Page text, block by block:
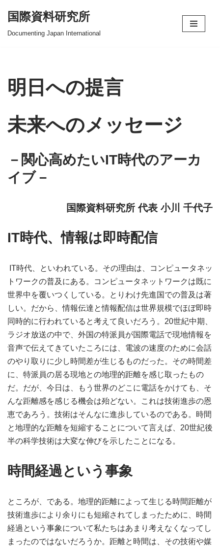
ツ
へ
キ
ッ
国際資料研究所
Documenting Japan International
明日への提言
未来へのメッセージ
－関心高めたいIT時代のアーカ
イブ－
国際資料研究所 代表 小川 千代子
IT時代、情報は即時配信
IT時代、といわれている。その理由は、コンピュータネッ
トワークの普及にある。コンピュータネットワークは既に
世界中を覆いつくしている。とりわけ先進国での普及は著
しい。だから、情報伝達と情報配信は世界規模でほぼ即時
同時的に行われていると考えて良いだろう。20世紀中期、
ラジオ放送の中で、外国の特派員が国際電話で現地情報を
音声で伝えてきていたころには、電波の速度のために会話
のやり取りに少し時間差が生じるものだった。その時間差
に、特派員の居る現地との地理的距離を感じ取ったもの
だ。だが、今日は、もう世界のどこに電話をかけても、そ
んな距離感を感じる機会は殆どない。これは技術進歩の恩
恵であろう。技術はそんなに進歩しているのである。時間
と地理的な距離を短縮することについて言えば、20世紀後
半の科学技術は大変な伸びを示したことになる。
時間経過という事象
ところが、である。地理的距離によって生じる時間距離が
技術進歩により余りにも短縮されてしまったために、時間
経過という事象について私たちはあまり考えなくなってし
まったのではないだろうか。距離と時間は、その技術や媒